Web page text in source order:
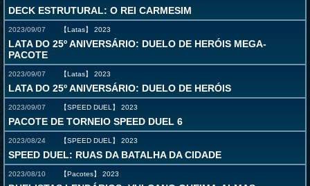
DECK ESTRUTURAL: O REI CARMESIM
2023/09/07 【Latas】 2023
LATA DO 25º ANIVERSÁRIO: DUELO DE HERÓIS MEGA-
PACOTE
2023/09/07 【Latas】 2023
LATA DO 25º ANIVERSÁRIO: DUELO DE HERÓIS
2023/09/07 【SPEED DUEL】 2023
PACOTE DE TORNEIO SPEED DUEL 6
2023/08/24 【SPEED DUEL】 2023
SPEED DUEL: RUAS DA BATALHA DA CIDADE
2023/08/10 【Pacotes】 2023